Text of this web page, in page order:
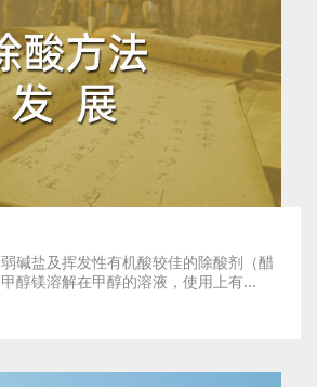
碱盐及挥发性有机酸较佳的除酸剂（醋
醇镁溶解在甲醇的溶液，使用上有...